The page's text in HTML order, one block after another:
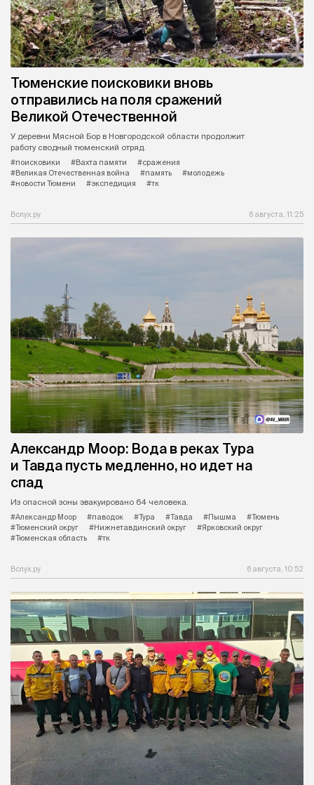
Тюменские поисковики вновь
отправились на поля сражений
Великой Отечественной
У деревни Мясной Бор в Новгородской области продолжит
работу сводный тюменский отряд.
#поисковики
#Вахта памяти
#сражения
#Великая Отечественная война
#память
#молодежь
#новости Тюмени
#экспедиция #тк
Вслух.ру 6 августа, 11:25
Александр Моор: Вода в реках Тура
и Тавда пусть медленно, но идет на
спад
Из опасной зоны эвакуировано 64 человека.
#Александр Моор
#паводок #Тура #Тавда #Пышма
#Тюмень
#Тюменский округ
#Нижнетавдинский округ
#Ярковский округ
#Тюменская область
#тк
Вслух.ру 6 августа, 10:52